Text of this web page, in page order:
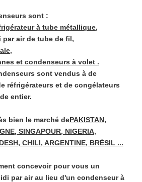
sont :
à tube métallique,
air de tube de fil,
et condenseurs à volet .
sont vendus à de
réfrigérateurs et de congélateurs
entier.
bien le marché dePAKISTAN,
SINGAPOUR, NIGERIA,
CHILI, ARGENTINE, BRÉSIL ...
concevoir pour vous un
par air au lieu d'un condenseur à